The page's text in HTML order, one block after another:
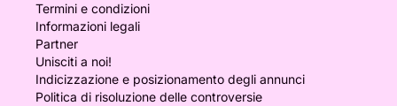
Termini e condizioni
Informazioni legali
Partner
Unisciti a noi!
Indicizzazione e posizionamento degli annunci
Politica di risoluzione delle controversie